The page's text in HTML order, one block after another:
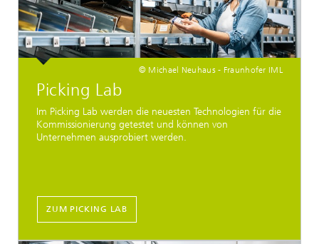
© Michael Neuhaus - Fraunhofer IML
Picking Lab
Im Picking Lab werden die neuesten Technologien für die
Kommissionierung getestet und können von
Unternehmen ausprobiert werden.
ZUM PICKING LAB